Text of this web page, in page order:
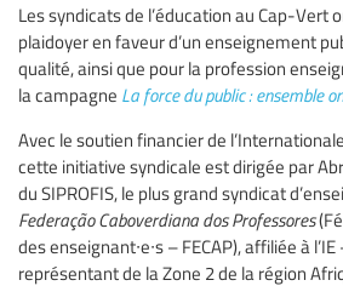
Les syndicats de l’éducation au Cap-Vert
plaidoyer en faveur d’un enseignement
qualité, ainsi que pour la profession
la campagne La force du public : ensemble
Avec le soutien financier de
cette initiative syndicale est dirigée par
du SIPROFIS, le plus grand syndicat
Federação Caboverdiana dos Professores
des enseignant∙e∙s – FECAP), affiliée à
représentant de la Zone 2 de la région